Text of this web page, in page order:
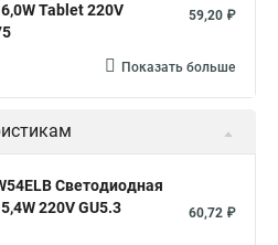
Tablet 220V
59,20 ₽
Показать больше
Светодиодная
220V GU5.3
60,72 ₽